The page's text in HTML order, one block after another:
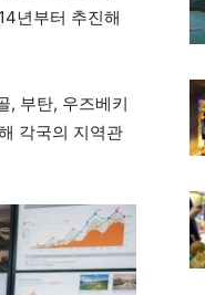
년부터 추진해
, 부탄, 우즈베키
각국의 지역관